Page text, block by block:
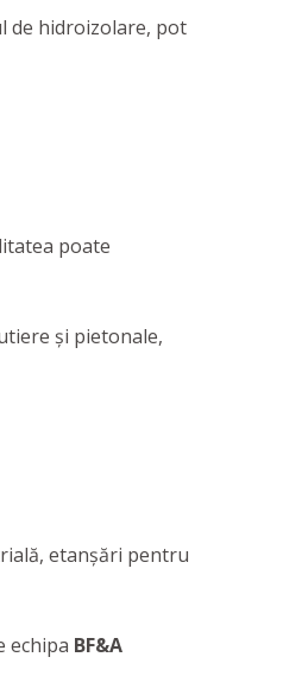
de hidroizolare, pot
poate
și pietonale,
etanșări pentru
echipa BF&A